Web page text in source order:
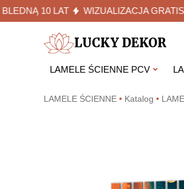
10 LAT WIZUALIZACJA GRATIS
LUCKY DEKOR
LAMELE ŚCIENNE PCV
LAMELE ŚCIENNE • Katalog •